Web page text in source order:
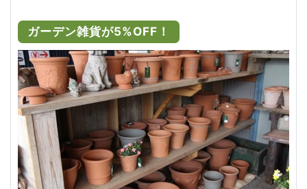
ガーデン雑貨が5%OFF！